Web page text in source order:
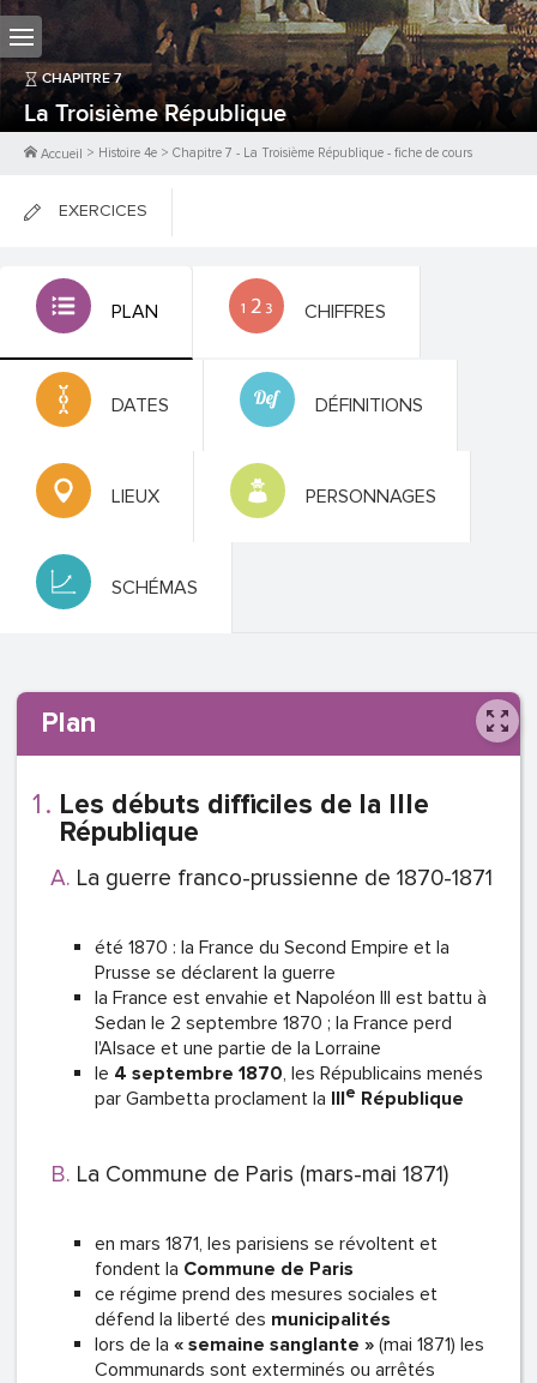
CHAPITRE7
La Troisième République
Accueil > Histoire 4e > Chapitre 7 - La Troisième République - fiche de cours
EXERCICES
FICHES DE COURS
PLAN CHIFFRES
DATES DÉFINITIONS
LIEUX PERSONNAGES
SCHÉMAS
Plan
Les débuts difficiles de la IIIe
République
La guerre franco-prussienne de 1870-1871
été 1870 : la France du Second Empire et la
Prusse se déclarent la guerre
la France est envahie et Napoléon III est battu à
Sedan le 2 septembre 1870 ; la France perd
l'Alsace et une partie de la Lorraine
le 4 septembre 1870, les Républicains menés
par Gambetta proclament la IIIe République
La Commune de Paris (mars-mai 1871)
en mars 1871, les parisiens se révoltent et
fondent la Commune de Paris
ce régime prend des mesures sociales et
défend la liberté des municipalités
lors de la « semaine sanglante » (mai 1871) les
Communards sont exterminés ou arrêtés